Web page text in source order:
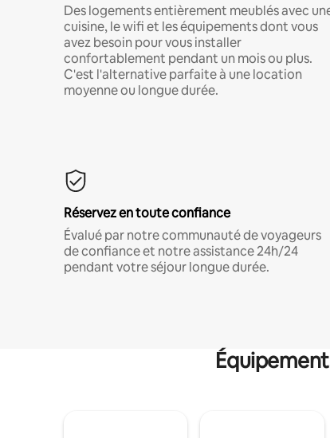
Des logements entièrement meublés avec
cuisine, le wifi et les équipements dont vous
avez besoin pour vous installer
confortablement pendant un mois ou plus.
C'est l'alternative parfaite à une location
moyenne ou longue durée.
Réservez en toute confiance
Évalué par notre communauté de voyageurs
de confiance et notre assistance 24h/24
pendant votre séjour longue durée.